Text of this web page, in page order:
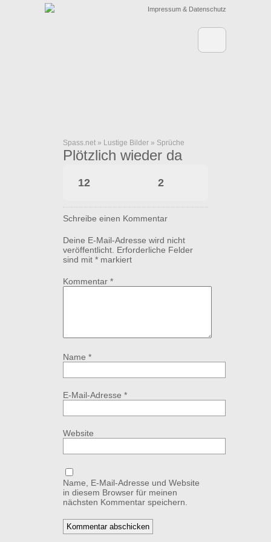
Impressum & Datenschutz
Spass.net » Lustige Bilder » Sprüche
Plötzlich wieder da
12 2
Schreibe einen Kommentar
Deine E-Mail-Adresse wird nicht
veröffentlicht. Erforderliche Felder
sind mit * markiert
Kommentar *
Name *
E-Mail-Adresse *
Website
Name, E-Mail-Adresse und Website
in diesem Browser für meinen
nächsten Kommentar speichern.